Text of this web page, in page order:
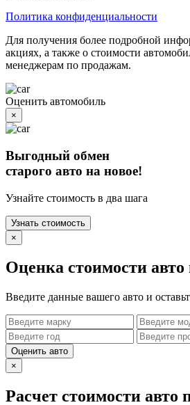
Политика конфиденциальности
Для получения более подробной
акциях, а также о стоимости
менеджерам по продажам.
Оценить автомобиль
×
Выгодный обмен
старого авто на новое!
Узнайте стоимость в два шага
Узнать стоимость
×
Оценка стоимости
Введите данные вашего авто и
Оценить авто
×
Расчет стоимости авто